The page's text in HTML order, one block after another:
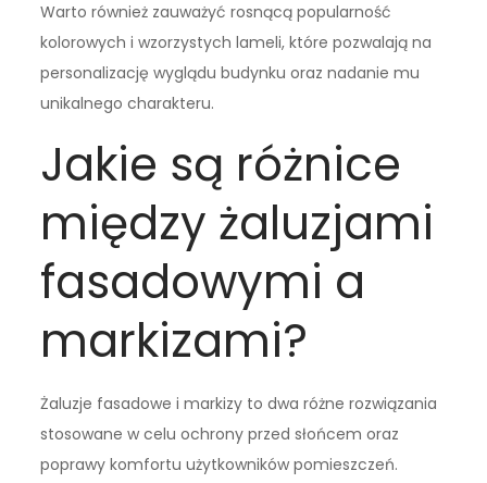
Warto również zauważyć rosnącą popularność
kolorowych i wzorzystych lameli, które pozwalają na
personalizację wyglądu budynku oraz nadanie mu
unikalnego charakteru.
Jakie są różnice
między żaluzjami
fasadowymi a
markizami?
Żaluzje fasadowe i markizy to dwa różne rozwiązania
stosowane w celu ochrony przed słońcem oraz
poprawy komfortu użytkowników pomieszczeń.